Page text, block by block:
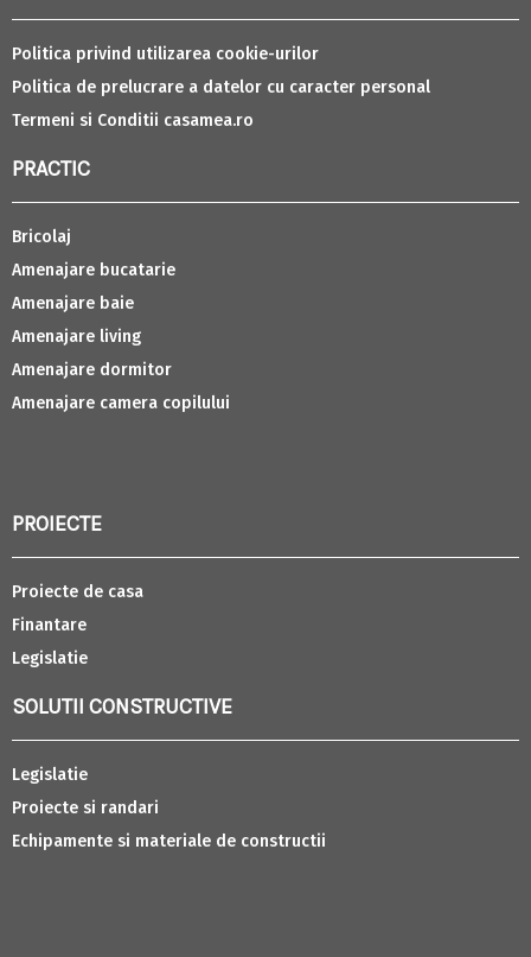
Politica privind utilizarea cookie-urilor
Politica de prelucrare a datelor cu caracter personal
Termeni si Conditii casamea.ro
PRACTIC
Bricolaj
Amenajare bucatarie
Amenajare baie
Amenajare living
Amenajare dormitor
Amenajare camera copilului
PROIECTE
Proiecte de casa
Finantare
Legislatie
SOLUTII CONSTRUCTIVE
Legislatie
Proiecte si randari
Echipamente si materiale de constructii